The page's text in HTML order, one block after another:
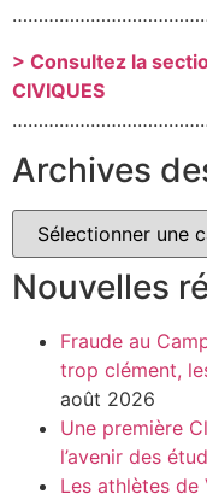
> Consultez la
CIVIQUES
Archives
Nouvelles
Fraude au
trop clément,
août 2026
Une première
l’avenir des
Les athlètes